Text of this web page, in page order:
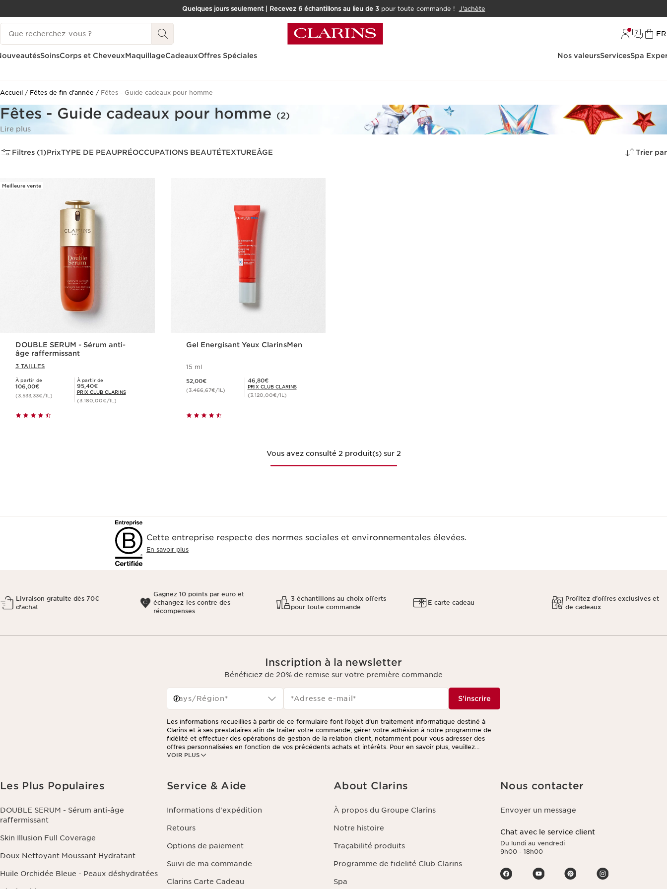
ALLER AU CONTENU
CONSULTER LE PIED DE PAGE
Quelques jours seulement | Recevez 6 échantillons au lieu de 3pour toute commande ! J'achète
Historique des recherches
FR
SoinsCorps et CheveuxMaquillageCadeauxOffres Spéciales Nos valeursServicesSpa
Accueil Fêtes de fin d’année Fêtes - Guide cadeaux pour homme
Fêtes - Guide cadeaux pour homme (2)
Lire plus
Filtres (1)PrixTYPE DE PEAUPRÉOCCUPATIONS BEAUTÉTEXTUREÂGE Trier par
Meilleure vente
DOUBLE SERUM - Sérum anti-
âge raffermissant
3 TAILLES
À partir de
Nouveau prix 106,00€
106,00€
(3.533,33€/1L)
À partir de
Prix Club Clarins 95,40€
95,40€
PRIX CLUB CLARINS
(3.180,00€/1L)
Gel Energisant Yeux ClarinsMen
15 ml
52,00€
(3.466,67€/1L)
Prix Club Clarins 46,80€
46,80€
PRIX CLUB CLARINS
(3.120,00€/1L)
Vous avez consulté 2 produit(s) sur 2
Cette entreprise respecte des normes sociales et environnementales élevées.
En savoir plus
Livraison gratuite dès 70€
d'achat
Gagnez 10 points par euro et
échangez-les contre des
récompenses
3 échantillons au choix offerts
pour toute commande
E-carte cadeau
Profitez d'offres exclusives et
de cadeaux
Inscription à la newsletter
Bénéficiez de 20% de remise sur votre première commande
Pays/Région* *Adresse e-mail * S'inscrire
VOIR PLUS
Les informations recueillies à partir de ce formulaire font l’objet d’un traitement informatique destiné à
Clarins et à ses prestataires afin de traiter votre commande, gérer votre adhésion à notre programme de
fidélité et effectuer des opérations de gestion de la relation client, notamment pour vous adresser des
offres personnalisées en fonction de vos précédents achats et intérêts. Pour en savoir plus, veuillez
consulter notre politique de respect de la vie privée.
Les Plus Populaires
DOUBLE SERUM - Sérum anti-âge
raffermissant
Skin Illusion Full Coverage
Doux Nettoyant Moussant Hydratant
Huile Orchidée Bleue - Peaux déshydratées
Service & Aide
Informations d'expédition
Retours
Options de paiement
Suivi de ma commande
Clarins Carte Cadeau
About Clarins
À propos du Groupe Clarins
Notre histoire
Traçabilité produits
Programme de fidelité Club Clarins
Spa
Nous contacter
Envoyer un message
Chat avec le service client
Du lundi au vendredi
9h00 - 18h00